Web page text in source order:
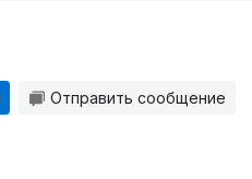
Отправить сообщение